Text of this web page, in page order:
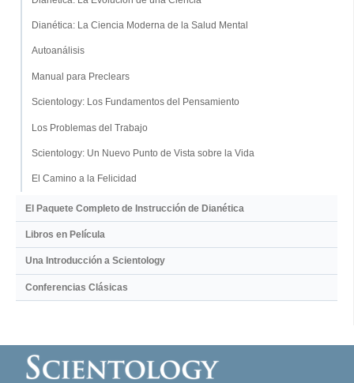
Dianética: La Ciencia Moderna de la Salud Mental
Autoanálisis
Manual para Preclears
Scientology: Los Fundamentos del Pensamiento
Los Problemas del Trabajo
Scientology: Un Nuevo Punto de Vista sobre la Vida
El Camino a la Felicidad
El Paquete Completo de Instrucción de Dianética
Libros en Película
Una Introducción a Scientology
Conferencias Clásicas